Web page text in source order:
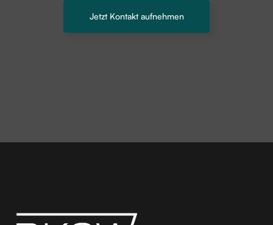
Jetzt Kontakt aufnehmen